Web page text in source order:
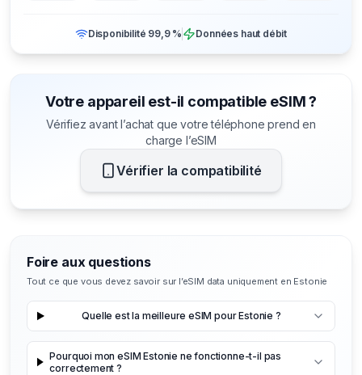
Disponibilité 99,9 % Données haut débit
Votre appareil est-il compatible eSIM ?
Vérifiez avant l’achat que votre téléphone prend en
charge l’eSIM
Vérifier la compatibilité
Foire aux questions
Tout ce que vous devez savoir sur l’eSIM data uniquement en Estonie
Quelle est la meilleure eSIM pour Estonie ?
Pourquoi mon eSIM Estonie ne fonctionne-t-il pas
correctement ?